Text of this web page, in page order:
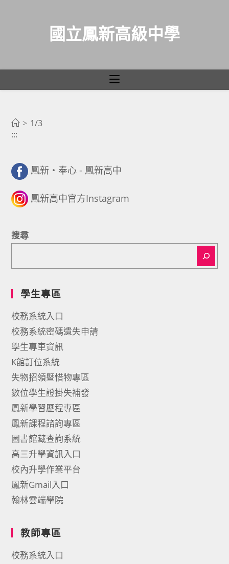
國立鳳新高級中學
> 1/3
:::
鳳新・奉心 - 鳳新高中
鳳新高中官方Instagram
搜尋
學生專區
校務系統入口
校務系統密碼遺失申請
學生專車資訊
K館訂位系統
失物招領暨惜物專區
數位學生證掛失補發
鳳新學習歷程專區
鳳新課程諮詢專區
圖書館藏查詢系統
高三升學資訊入口
校內升學作業平台
鳳新Gmail入口
翰林雲端學院
教師專區
校務系統入口